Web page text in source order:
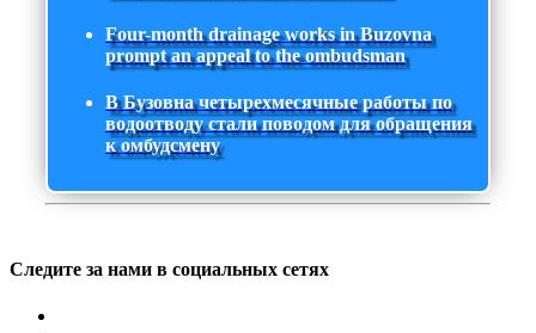
Four-month drainage works in Buzovna
prompt an appeal to the ombudsman
В Бузовна четырехмесячные работы по
водоотводу стали поводом для обращения
к омбудсмену
Следите за нами в социальных сетях